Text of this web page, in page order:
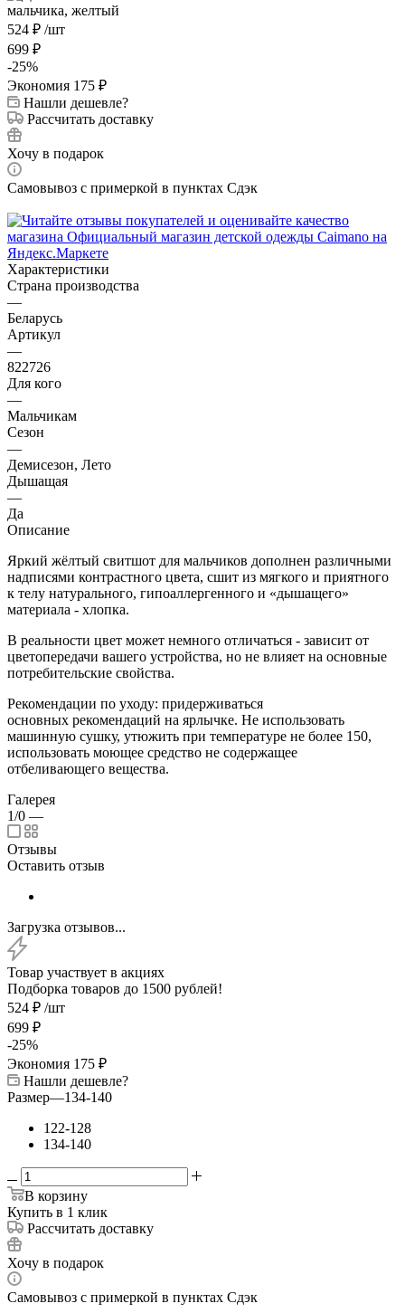
524 ₽ /шт
699 ₽
-25%
Экономия 175 ₽
Нашли дешевле?
Рассчитать доставку
Хочу в подарок
Самовывоз с примеркой в пунктах Сдэк
Характеристики
Страна производства
—
Беларусь
Артикул
—
822726
Для кого
—
Мальчикам
Сезон
—
Демисезон, Лето
Дышащая
—
Да
Описание
Яркий жёлтый свитшот для мальчиков дополнен различными
надписями контрастного цвета, сшит из мягкого и приятного
к телу натурального, гипоаллергенного и «дышащего»
материала - хлопка.
В реальности цвет может немного отличаться - зависит от
цветопередачи вашего устройства, но не влияет на основные
потребительские свойства.
Рекомендации по уходу: придерживаться
основных рекомендаций на ярлычке. Не использовать
машинную сушку, утюжить при температуре не более 150,
использовать моющее средство не содержащее
отбеливающего вещества.
Галерея
1/0 —
Отзывы
Оставить отзыв
Загрузка отзывов...
Товар участвует в акциях
Подборка товаров до 1500 рублей!
524 ₽ /шт
699 ₽
-25%
Экономия 175 ₽
Нашли дешевле?
Размер—134-140
122-128
134-140
В корзину
Купить в 1 клик
Рассчитать доставку
Хочу в подарок
Самовывоз с примеркой в пунктах Сдэк